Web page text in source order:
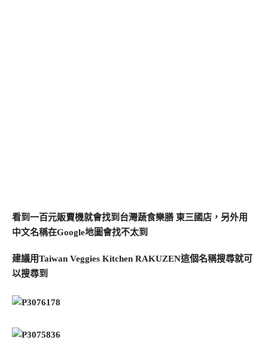
看到一百元販賣機就會找到台灣蔬食樂膳 東三國店，另外用
中文名稱在Google地圖會找不太到
建議用Taiwan Veggies Kitchen RAKUZEN這個名稱搜尋就可
以搜尋到